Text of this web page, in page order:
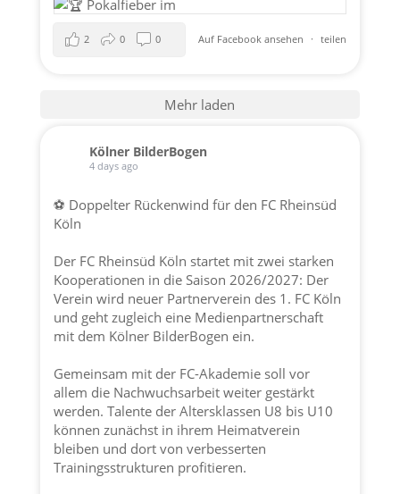
Auf Facebook ansehen · teilen
2 0 0
Mehr laden
Kölner BilderBogen
4 days ago
⚽ Doppelter Rückenwind für den FC Rheinsüd
Köln
Der FC Rheinsüd Köln startet mit zwei starken
Kooperationen in die Saison 2026/2027: Der
Verein wird neuer Partnerverein des 1. FC Köln
und geht zugleich eine Medienpartnerschaft
mit dem Kölner BilderBogen ein.
Gemeinsam mit der FC-Akademie soll vor
allem die Nachwuchsarbeit weiter gestärkt
werden. Talente der Altersklassen U8 bis U10
können zunächst in ihrem Heimatverein
bleiben und dort von verbesserten
Trainingsstrukturen profitieren.